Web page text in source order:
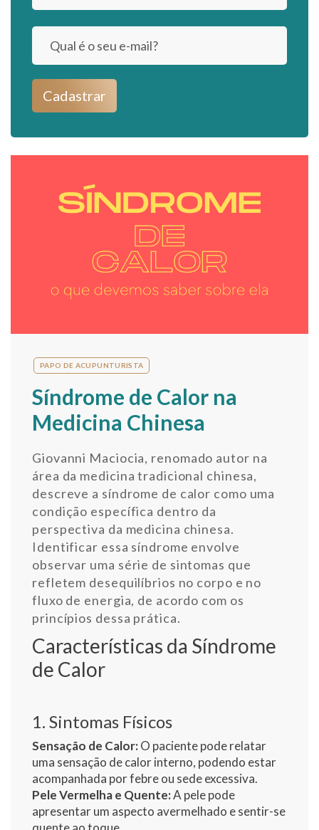
Cadastrar
PAPO DE ACUPUNTURISTA
Síndrome de Calor na
Medicina Chinesa
Giovanni Maciocia, renomado autor na
área da medicina tradicional chinesa,
descreve a síndrome de calor como uma
condição específica dentro da
perspectiva da medicina chinesa.
Identificar essa síndrome envolve
observar uma série de sintomas que
refletem desequilíbrios no corpo e no
fluxo de energia, de acordo com os
princípios dessa prática.
Características da Síndrome
de Calor
1. Sintomas Físicos
Sensação de Calor:O paciente pode relatar
uma sensação de calor interno, podendo estar
acompanhada por febre ou sede excessiva.
Pele Vermelha e Quente:A pele pode
apresentar um aspecto avermelhado e sentir-se